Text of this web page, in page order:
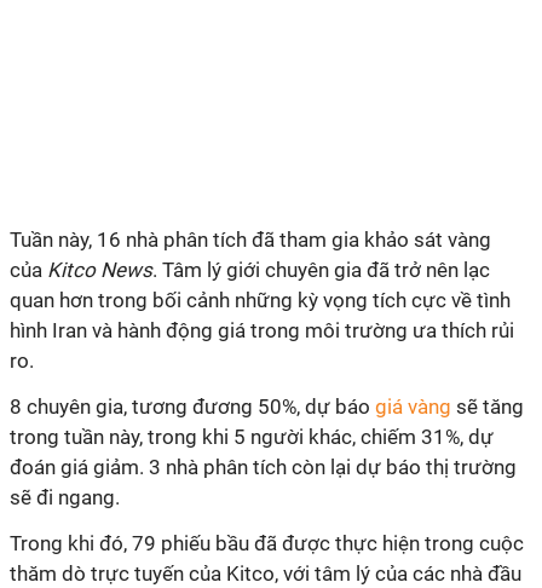
Tuần này, 16 nhà phân tích đã tham gia khảo sát vàng
của Kitco News. Tâm lý giới chuyên gia đã trở nên lạc
quan hơn trong bối cảnh những kỳ vọng tích cực về tình
hình Iran và hành động giá trong môi trường ưa thích rủi
ro.
8 chuyên gia, tương đương 50%, dự báo giá vàng sẽ tăng
trong tuần này, trong khi 5 người khác, chiếm 31%, dự
đoán giá giảm. 3 nhà phân tích còn lại dự báo thị trường
sẽ đi ngang.
Trong khi đó, 79 phiếu bầu đã được thực hiện trong cuộc
thăm dò trực tuyến của Kitco, với tâm lý của các nhà đầu